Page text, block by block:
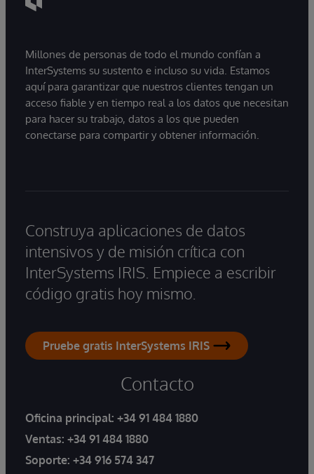
Millones de personas de todo el mundo confían a
InterSystems su sustento e incluso su vida. Estamos
aquí para garantizar que nuestros clientes tengan un
acceso fiable y en tiempo real a los datos que necesitan
para hacer su trabajo, datos a los que pueden
conectarse para compartir y obtener información.
Construya aplicaciones de datos
intensivos y de misión crítica con
InterSystems IRIS. Empiece a escribir
código gratis hoy mismo.
Pruebe gratis InterSystems IRIS
Contacto
Oficina principal: +34 91 484 1880
Ventas: +34 91 484 1880
Soporte: +34 916 574 347